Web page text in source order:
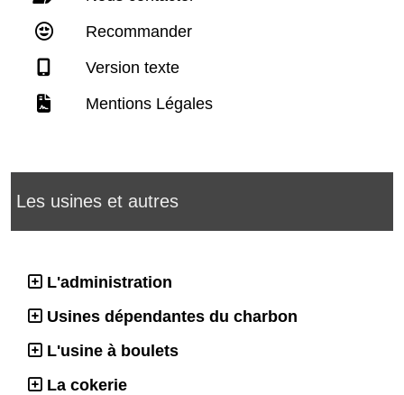
Recommander
Version texte
Mentions Légales
Les usines et autres
L'administration
Usines dépendantes du charbon
L'usine à boulets
La cokerie